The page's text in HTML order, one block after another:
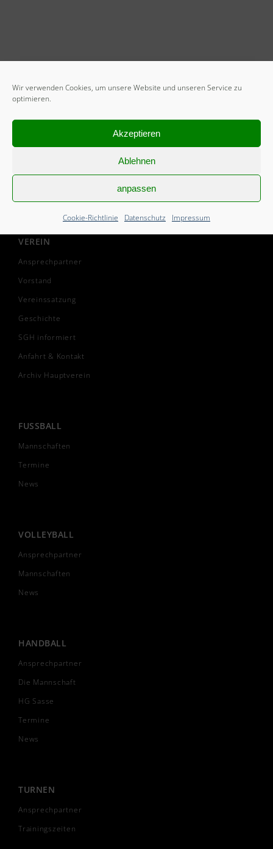
Wir verwenden Cookies, um unsere Website und unseren Service zu
optimieren.
Akzeptieren
Ablehnen
anpassen
Cookie-Richtlinie Datenschutz Impressum
VEREIN
Ansprechpartner
Vorstand
Vereinssatzung
Geschichte
SGH informiert
Anfahrt & Kontakt
Archiv Hauptverein
FUSSBALL
Mannschaften
Termine
News
VOLLEYBALL
Ansprechpartner
Mannschaften
News
HANDBALL
Ansprechpartner
Die Mannschaft
HG Sasse
Termine
News
TURNEN
Ansprechpartner
Trainingszeiten